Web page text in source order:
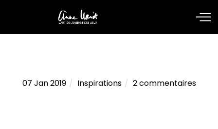
07 Jan 2019 Inspirations 2 commentaires